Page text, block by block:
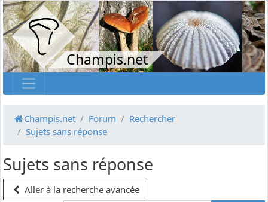
Champis.net
Champis.net Forum
Rechercher
Sujets sans réponse
Sujets sans réponse
Aller à la recherche avancée